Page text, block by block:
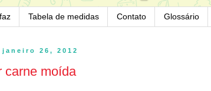
Tabela de medidas Contato Glossário
26, 2012
carne moída